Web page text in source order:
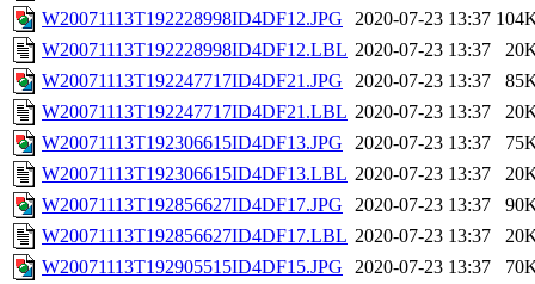
W20071113T192228998ID4DF12.JPG
2020-07-23 13:37
W20071113T192228998ID4DF12.LBL 2020-07-23 13:37
W20071113T192247717ID4DF21.JPG
2020-07-23 13:37
W20071113T192247717ID4DF21.LBL 2020-07-23 13:37
W20071113T192306615ID4DF13.JPG
2020-07-23 13:37
W20071113T192306615ID4DF13.LBL 2020-07-23 13:37
W20071113T192856627ID4DF17.JPG
2020-07-23 13:37
W20071113T192856627ID4DF17.LBL 2020-07-23 13:37
W20071113T192905515ID4DF15.JPG
2020-07-23 13:37